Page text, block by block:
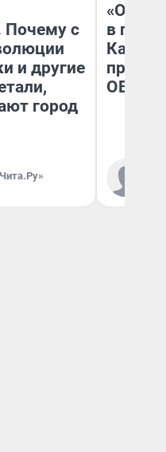
Почему с
и другие
город
в
Как в
ОВЗ